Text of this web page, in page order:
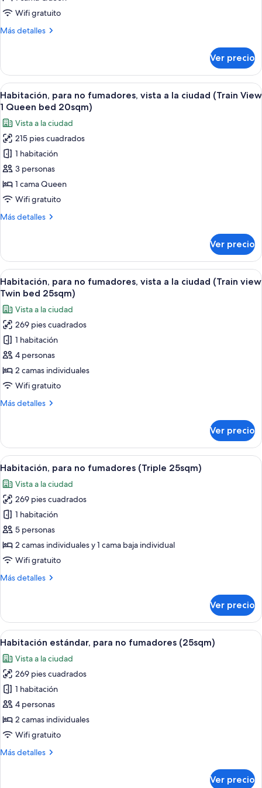
cama
Queen
no
fumadores
(1
Queen
bed
20sqm)
Wifi gratuito
Más detalles
Más
1
cama
Queen
size,
no
fumadores
(1
Queen
bed
Ver precio
Abrir
todas
las
fotos
de
Habitación,
para
no
fumadores,
a
(Train
View
1
Queen
bed
20sqm)
Una habitación de hotel con una
8
Habitación, para no fumadores, vista a la ciudad (Train View
1 Queen bed 20sqm)
Vista a la ciudad
215 pies cuadrados
1 habitación
3 personas
1 cama Queen
Wifi gratuito
Más detalles
Más
para
no
fumadores,
vista
la
ciudad
(Train
View
bed
20sqm)
Ver precio
Abrir
todas
las
fotos
de
Habitación,
para
no
fumadores,
a
(Train
view
Twin
bed
25sqm)
Habitación de hotel con dos camas,
7
Habitación, para no fumadores, vista a la ciudad (Train view
Twin bed 25sqm)
Vista a la ciudad
269 pies cuadrados
1 habitación
4 personas
2 camas individuales
Wifi gratuito
Más detalles
Más
para
no
fumadores,
a
la
ciudad
(Train
view
Twin
bed
25sqm)
Ver precio
Abrir
todas
las
fotos
de
Habitación,
para
no
fumadores
(Triple
Una habitación de hotel con dos
6
Habitación, para no fumadores (Triple 25sqm)
Vista a la ciudad
269 pies cuadrados
1 habitación
5 personas
2 camas individuales y 1 cama baja individual
Wifi gratuito
Más detalles
Más
para
no
fumadores
25sqm)
Ver precio
Abrir
todas
las
fotos
de
Habitación
estándar,
para
fumadores
Habitación de hotel con dos camas,
7
Habitación estándar, para no fumadores (25sqm)
Vista a la ciudad
269 pies cuadrados
1 habitación
4 personas
2 camas individuales
Wifi gratuito
Más detalles
Más
Ver precio